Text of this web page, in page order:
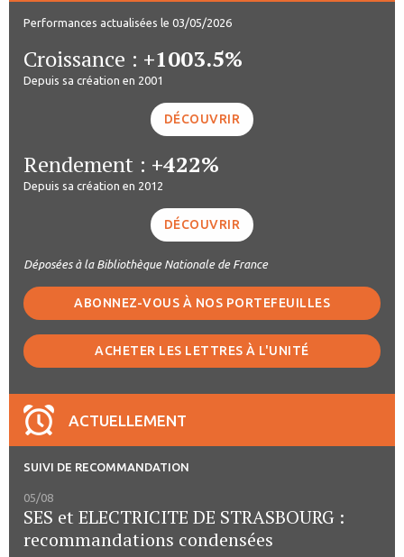
Performances actualisées le 03/05/2026
Croissance : +1003.5%
Depuis sa création en 2001
DÉCOUVRIR
Rendement : +422%
Depuis sa création en 2012
DÉCOUVRIR
Déposées à la Bibliothèque Nationale de France
ABONNEZ-VOUS À NOS PORTEFEUILLES
ACHETER LES LETTRES À L'UNITÉ
ACTUELLEMENT
SUIVI DE RECOMMANDATION
05/08
SES et ELECTRICITE DE STRASBOURG :
recommandations condensées